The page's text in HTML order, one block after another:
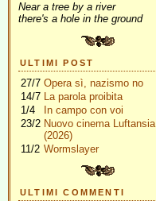
Near a tree by a river
there's a hole in the ground
ULTIMI POST
27/7 Opera sì, nazismo no
14/7 La parola proibita
1/4
In campo con voi
23/2 Nuovo cinema Luftansia
(2026)
11/2 Wormslayer
ULTIMI COMMENTI